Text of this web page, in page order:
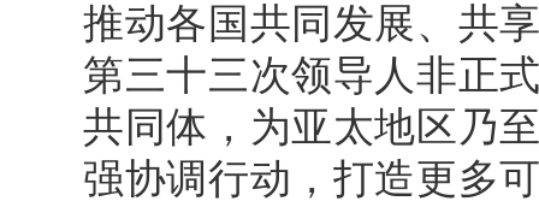
推动各国共同发展、共
第三十三次领导人非正
共同体，为亚太地区乃
强协调行动，打造更多